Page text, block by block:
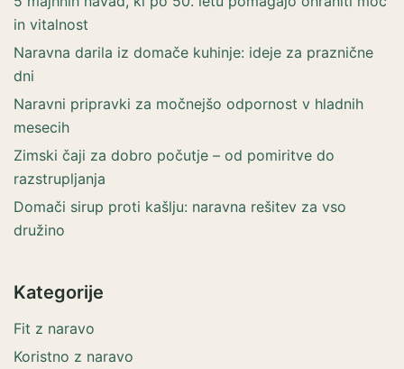
in vitalnost
Naravna darila iz domače kuhinje: ideje za praznične
dni
Naravni pripravki za močnejšo odpornost v hladnih
mesecih
Zimski čaji za dobro počutje – od pomiritve do
razstrupljanja
Domači sirup proti kašlju: naravna rešitev za vso
družino
Kategorije
Fit z naravo
Koristno z naravo